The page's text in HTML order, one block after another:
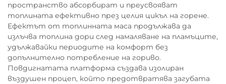
пространство абсорбират и преусвояват
топлината ефективно през целия цикъл на горене.
Ефектът от топлинната маса продължава да
излъчва топлина дори след намаляване на пламъците,
удължавайки периодите на комфорт без
допълнително потребление на гориво.
Повдигнатата платформа създава изолиран
въздушен процеп, който предотвратява загубата